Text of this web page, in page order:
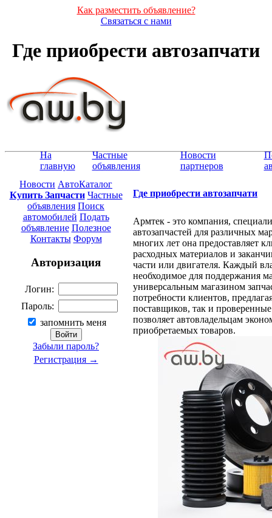
Как разместить объявление?
Связаться с нами
Где приобрести автозапчати
На
главную
Частные
объявления
Новости
партнеров
Новости АвтоКаталог
Купить Запчасти Частные
объявления Поиск
автомобилей Подать
объявление Полезное
Контакты Форум
Авторизация
Логин:
Пароль:
запомнить меня
Забыли пароль?
Регистрация →
Где приобрести автозапчати
Армтек - это компания,
автозапчастей для различных
многих лет она предоставляет
расходных материалов и
части или двигателя. Каждый
необходимое для поддержания
универсальным магазином
потребности клиентов,
поставщиков, так и
позволяет автовладельцам
приобретаемых товаров.